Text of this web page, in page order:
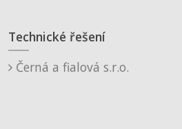
Technické řešení
Černá a fialová s.r.o.